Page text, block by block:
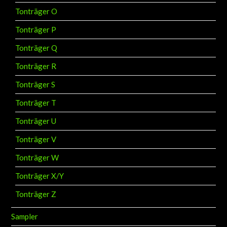
Tonträger O
Tonträger P
Tonträger Q
Tonträger R
Tonträger S
Tonträger T
Tonträger U
Tonträger V
Tonträger W
Tonträger X/Y
Tonträger Z
Sampler